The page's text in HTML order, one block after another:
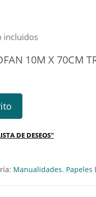
incluidos
10M X 70CM
10M X 70CM
DE DESEOS"
Manualidades. Papeles